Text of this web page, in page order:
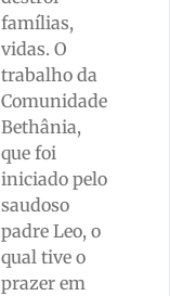
famílias,
vidas. O
trabalho da
Comunidade
Bethânia,
que foi
iniciado pelo
saudoso
padre Leo, o
qual tive o
prazer em